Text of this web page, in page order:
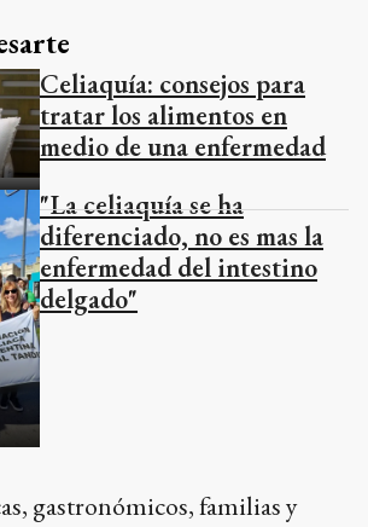
Celiaquía: consejos para
tratar los alimentos en
medio de una enfermedad
"La celiaquía se ha
diferenciado, no es mas la
enfermedad del intestino
delgado"
gastronómicos, familias y